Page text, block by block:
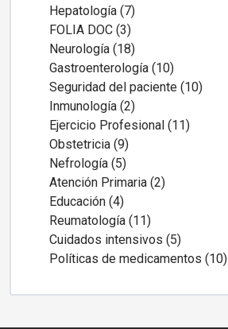
Hepatología (7)
FOLIA DOC (3)
Neurología (18)
Gastroenterología (10)
Seguridad del paciente (10)
Inmunología (2)
Ejercicio Profesional (11)
Obstetricia (9)
Nefrología (5)
Atención Primaria (2)
Educación (4)
Reumatología (11)
Cuidados intensivos (5)
Políticas de medicamentos (10)